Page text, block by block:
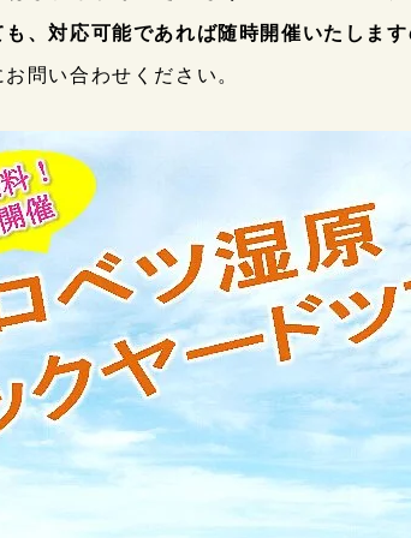
も、対応可能であれば随時開催いたしま
問い合わせください。